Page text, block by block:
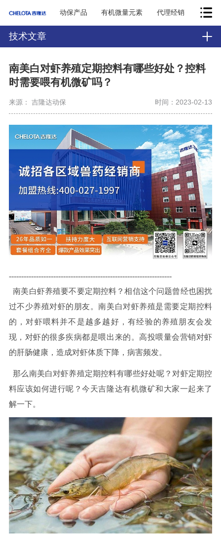
动保产品 有机微量元素 代理经销
技术文章
南美白对虾养殖定期控料有哪些好处？控料
时需要喂有机微矿吗？
来源： 吉隆达动保 时间：2023-02-13
------------------------------------------------------------------
南美白虾养殖要不要定期控料？相信这个问题曾经也困扰
过不少养殖对虾的朋友。南美白对虾养殖是需要定期控料
的，对虾喂料并不是越多越好，有经验的养殖朋友会发
现，对虾的很多疾病都是喂出来的。高投喂量会营销对虾
的肝肠健康，造成对虾体质下降，病害频发。
那么南美白对虾养殖定期控料有哪些好处呢？对虾定期控
料应该如何进行呢？今天吉隆达有机微矿和大家一起来了
解一下。